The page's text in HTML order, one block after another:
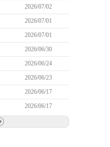
2026/07/02
2026/07/01
2026/07/01
2026/06/30
2026/06/24
2026/06/23
2026/06/17
2026/06/17